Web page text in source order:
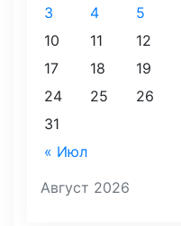
Август 2026
« Июл
3
4 5
10
11 12
17
18 19
24
25 26
31